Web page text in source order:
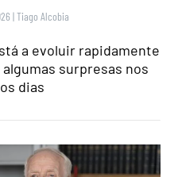
|Tiago Alcobia
a evoluir rapidamente
surpresas nos
dias